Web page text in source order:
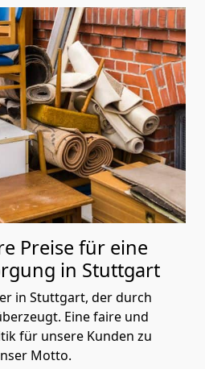
Preise für eine
in Stuttgart
in Stuttgart, der durch
Eine faire und
für unsere Kunden zu
Motto.